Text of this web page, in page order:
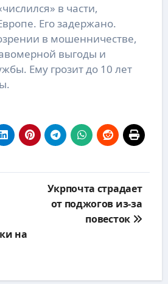
в части,
Его задержано.
в мошенничестве,
выгоды и
Ему грозит до 10 лет
на
Укрпочта страдает
от поджогов из-за
повесток